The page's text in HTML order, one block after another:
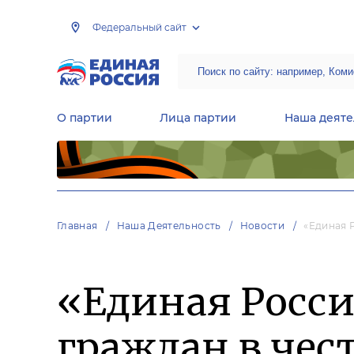
Федеральный сайт
О партии Лица партии Наша
Главная Наша Деятельность Новости «Единая
«Единая